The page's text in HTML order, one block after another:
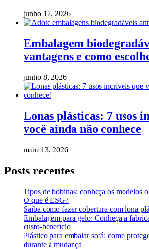
junho 17, 2026
Embalagem
vantagens e como
junho 8, 2026
Lonas plásticas: 7 usos
você ainda não conhece
maio 13, 2026
Posts recentes
Tipos de bobinas: conheça os modelos
O que é ESG?
Saiba como fazer cobertura com lona
Embalagem para gelo: Conheça a
custo-benefício
Plástico para embalar sofá: como
durante a mudança